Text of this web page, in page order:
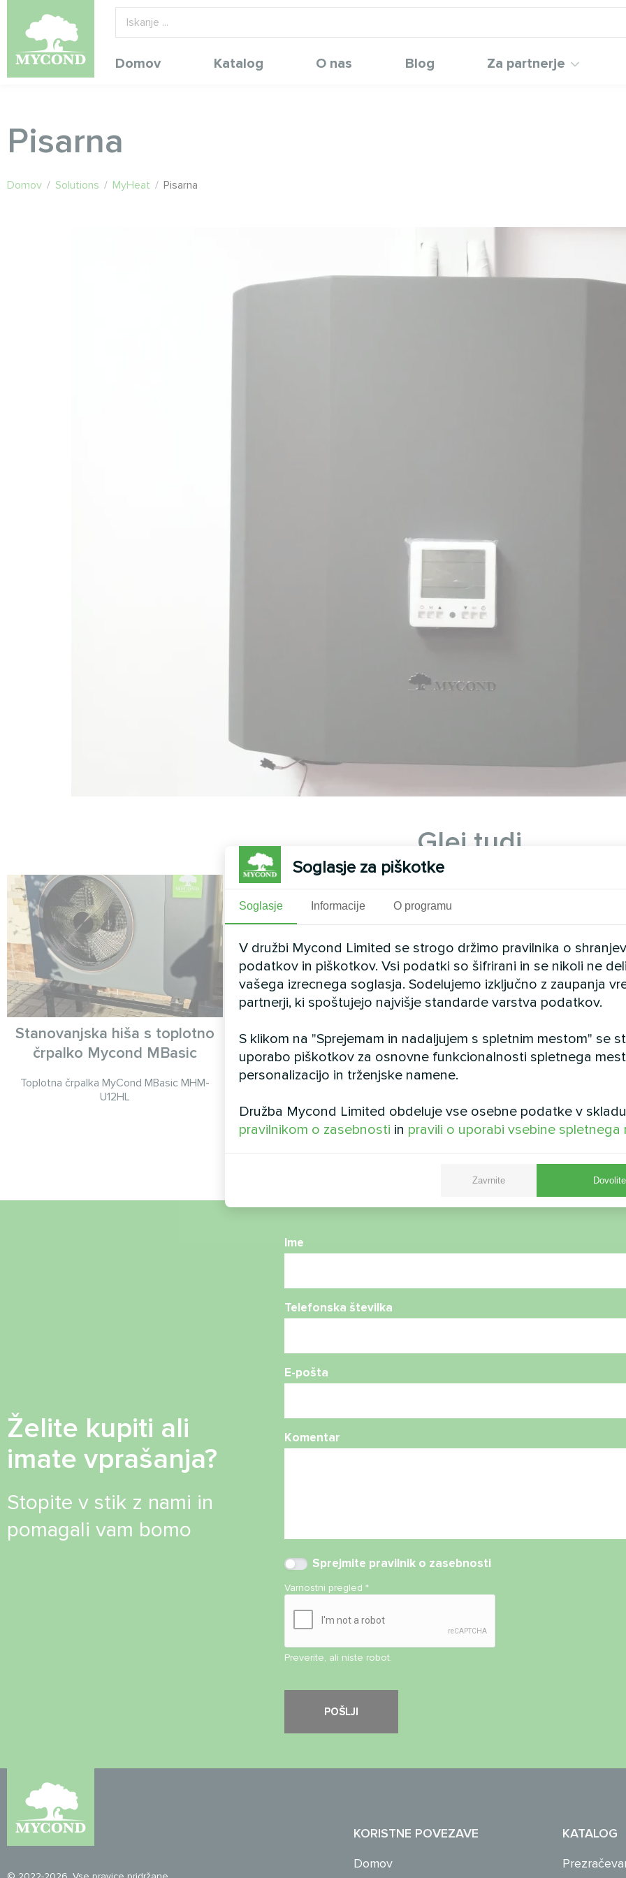
Domov Katalog O nas Blog Za partnerje
Pisarna
Domov / Solutions / MyHeat / Pisarna
Glej tudi
Stanovanjska hiša s toplotno
črpalko Mycond MBasic
Toplotna črpalka MyCond MBasic MHM-
U12HL
Zasebna hiša
Splitska toplotna črpalka Artic Home serije
Basic
Komerčna
z Mycond
kombinaciji s fotovoltaičnimi
komercialne stavbe za
Želite kupiti ali
imate vprašanja?
Stopite v stik z nami in
pomagali vam bomo
Ime
Telefonska številka
E-pošta
Komentar
Sprejmite pravilnik o zasebnosti
Varnostni pregled*
Preverite, ali niste robot.
KORISTNE POVEZAVE
Domov
KATALOG
Soglasje za piškotke
Soglasje Informacije O programu
V družbi Mycond Limited se strogo držimo pravilnika o
podatkov in piškotkov. Vsi podatki so šifrirani in se nikoli ne
vašega izrecnega soglasja. Sodelujemo izključno z zaupanja
partnerji, ki spoštujejo najvišje standarde varstva podatkov.
S klikom na "Sprejemam in nadaljujem s spletnim mestom" se
uporabo piškotkov za osnovne funkcionalnosti spletnega
personalizacijo in trženjske namene.
Družba Mycond Limited obdeluje vse osebne podatke v
pravilnikom o zasebnosti in pravili o uporabi vsebine spletnega
Zavrnite